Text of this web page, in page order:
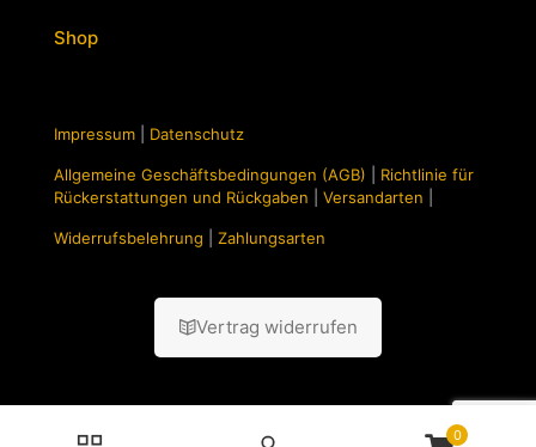
Shop
Impressum Datenschutz
Allgemeine Geschäftsbedingungen (AGB)
Richtlinie für
Rückerstattungen und Rückgaben
Versandarten
Widerrufsbelehrung Zahlungsarten
Vertrag widerrufen
0